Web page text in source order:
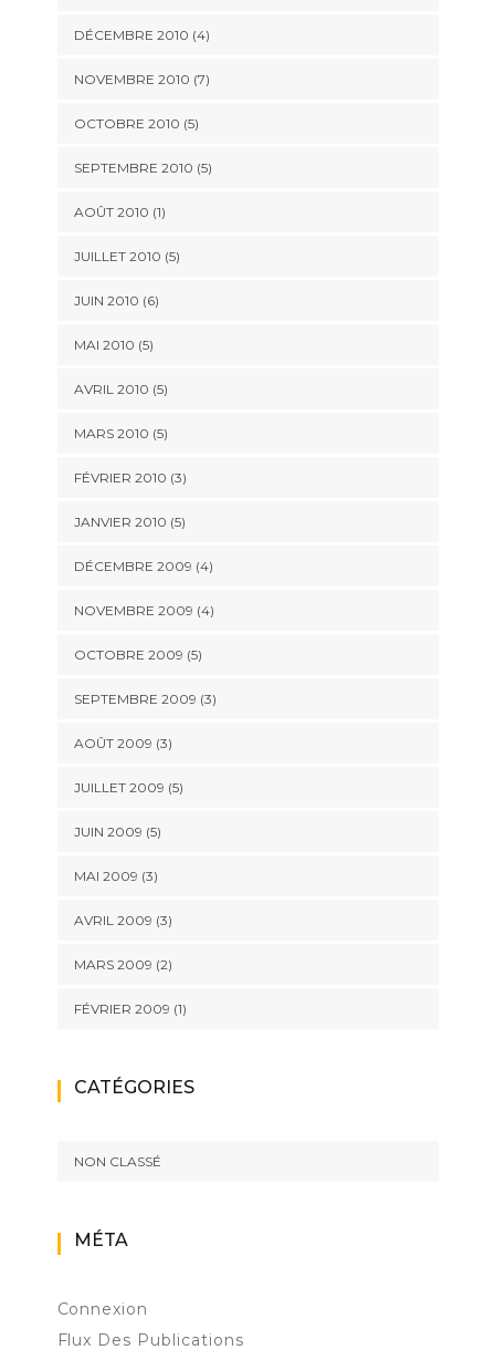
DÉCEMBRE 2010 (4)
NOVEMBRE 2010 (7)
OCTOBRE 2010 (5)
SEPTEMBRE 2010 (5)
AOÛT 2010 (1)
JUILLET 2010 (5)
JUIN 2010 (6)
MAI 2010 (5)
AVRIL 2010 (5)
MARS 2010 (5)
FÉVRIER 2010 (3)
JANVIER 2010 (5)
DÉCEMBRE 2009 (4)
NOVEMBRE 2009 (4)
OCTOBRE 2009 (5)
SEPTEMBRE 2009 (3)
AOÛT 2009 (3)
JUILLET 2009 (5)
JUIN 2009 (5)
MAI 2009 (3)
AVRIL 2009 (3)
MARS 2009 (2)
FÉVRIER 2009 (1)
CATÉGORIES
NON CLASSÉ
MÉTA
Connexion
Flux Des Publications